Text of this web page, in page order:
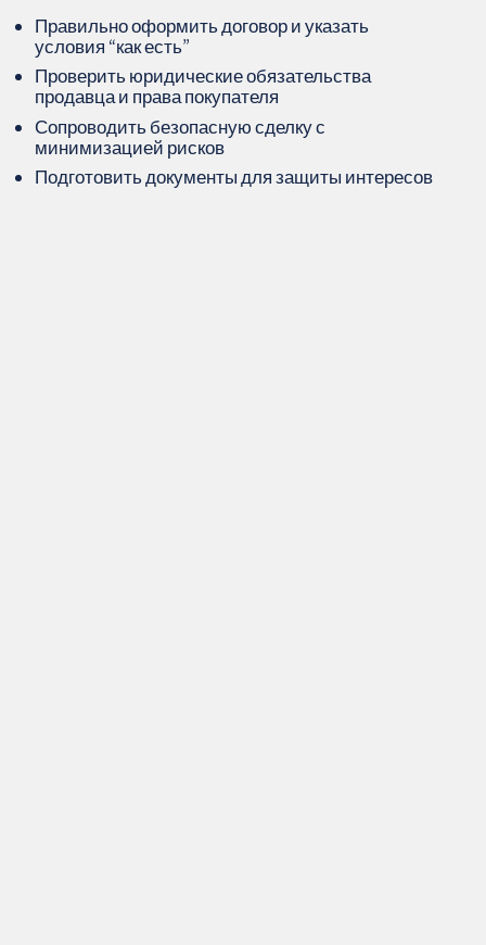
Правильно оформить договор и указать
условия “как есть”
Проверить юридические обязательства
продавца и права покупателя
Сопроводить безопасную сделку с
минимизацией рисков
Подготовить документы для защиты интересов